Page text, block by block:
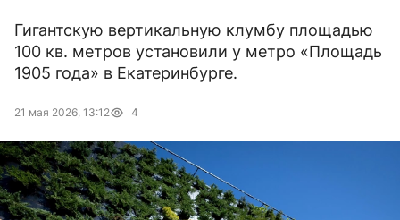
Гигантскую вертикальную клумбу площадью
100 кв. метров установили у метро «Площадь
1905 года» в Екатеринбурге.
21 мая 2026, 13:12 4